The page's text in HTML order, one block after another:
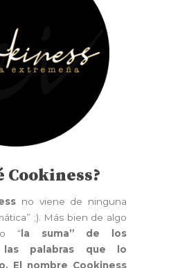
Cookiness?
no viene de ninguna
;). Más bien de algo
“ la suma” de los
las palabras que lo
El nombre Cookiness